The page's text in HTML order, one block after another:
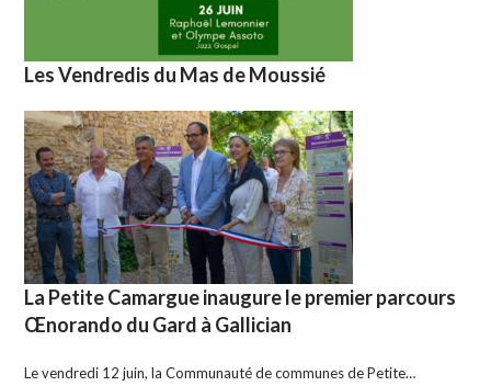
Les Vendredis du Mas de Moussié
La Petite Camargue inaugure le premier parcours
Œnorando du Gard à Gallician
Le vendredi 12 juin, la Communauté de communes de Petite…